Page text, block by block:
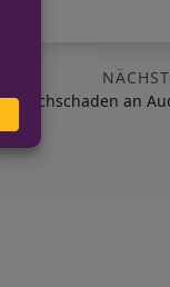
Sachschaden an